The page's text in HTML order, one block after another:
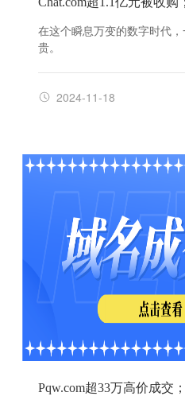
在这个瞬息万变的数字时代
贵。
2024-11-18